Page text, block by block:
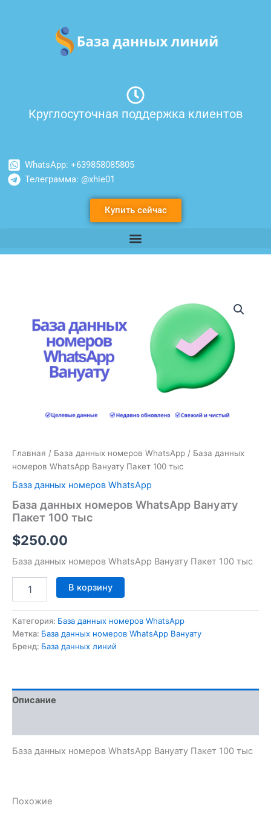
содержимому
Круглосуточная поддержка клиентов
WhatsApp: +639858085805
Телеграмма: @xhie01
Купить сейчас
Главная / База данных номеров WhatsApp / База данных
номеров WhatsApp Вануату Пакет 100 тыс
База данных номеров WhatsApp
База данных номеров WhatsApp Вануату
Пакет 100 тыс
$250.00
База данных номеров WhatsApp Вануату Пакет 100 тыс
данных
WhatsApp
В корзину
Категория: База данных номеров WhatsApp
Метка: База данных номеров WhatsApp Вануату
Бренд: База данных линий
Описание
База данных номеров WhatsApp Вануату Пакет 100 тыс
Похожие